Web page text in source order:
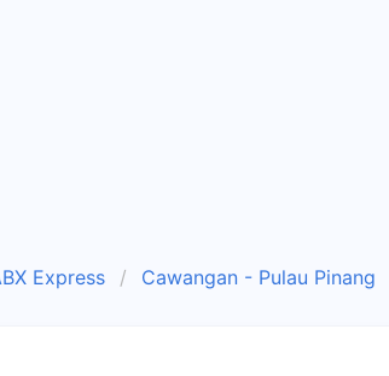
Express Cawangan - Pulau Pinang